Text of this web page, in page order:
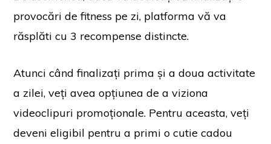
provocări de fitness pe zi, platforma vă va
răsplăti cu 3 recompense distincte.
Atunci când finalizați prima și a doua activitate
a zilei, veți avea opțiunea de a viziona
videoclipuri promoționale. Pentru aceasta, veți
deveni eligibil pentru a primi o cutie cadou